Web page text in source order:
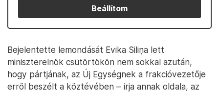
Beállítom
Bejelentette lemondását Evika Siliņa lett
miniszterelnök csütörtökön nem sokkal azután,
hogy pártjának, az Új Egységnek a frakcióvezetője
erről beszélt a köztévében – írja annak oldala, az